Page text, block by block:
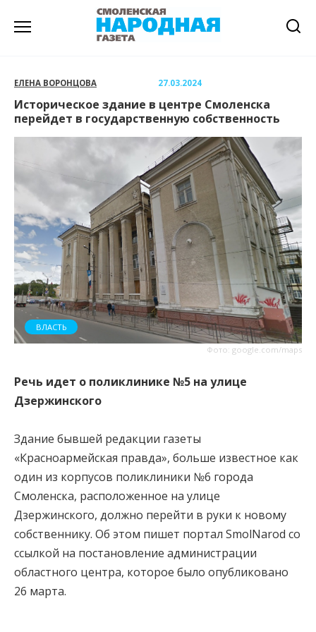
ЕЛЕНА ВОРОНЦОВА 27.03.2024
Историческое здание в центре Смоленска
перейдет в государственную собственность
Фото: google.com/maps
ВЛАСТЬ
Речь идет о поликлинике №5 на улице
Дзержинского
Здание бывшей редакции газеты
«Красноармейская правда», больше известное как
один из корпусов поликлиники №6 города
Смоленска, расположенное на улице
Дзержинского, должно перейти в руки к новому
собственнику. Об этом пишет портал SmolNarod со
ссылкой на постановление администрации
областного центра, которое было опубликовано
26 марта.